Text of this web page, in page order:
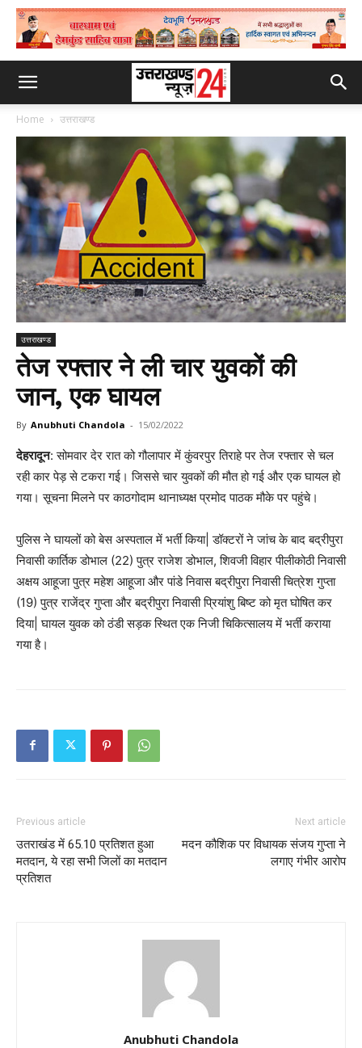
Home उत्तराखण्ड
उत्तराखण्ड
तेज रफ्तार ने ली चार युवकों की
जान, एक घायल
By Anubhuti Chandola - 15/02/2022
देहरादून: सोमवार देर रात को गौलापार में कुंवरपुर तिराहे पर तेज रफ्तार से चल
रही कार पेड़ से टकरा गई। जिससे चार युवकों की मौत हो गई और एक घायल हो
गया। सूचना मिलने पर काठगोदाम थानाध्यक्ष प्रमोद पाठक मौके पर पहुंचे।
पुलिस ने घायलों को बेस अस्पताल में भर्ती किया| डॉक्टरों ने जांच के बाद बद्रीपुरा
निवासी कार्तिक डोभाल (22) पुत्र राजेश डोभाल, शिवजी विहार पीलीकोठी निवासी
अक्षय आहूजा पुत्र महेश आहूजा और पांडे निवास बद्रीपुरा निवासी चित्रेश गुप्ता
(19) पुत्र राजेंद्र गुप्ता और बद्रीपुरा निवासी प्रियांशु बिष्ट को मृत घोषित कर
दिया| घायल युवक को ठंडी सड़क स्थित एक निजी चिकित्सालय में भर्ती कराया
गया है।
Previous article
उतराखंड में 65.10 प्रतिशत हुआ
मतदान, ये रहा सभी जिलों का मतदान
प्रतिशत
Next article
मदन कौशिक पर विधायक संजय गुप्ता ने
लगाए गंभीर आरोप
Anubhuti Chandola